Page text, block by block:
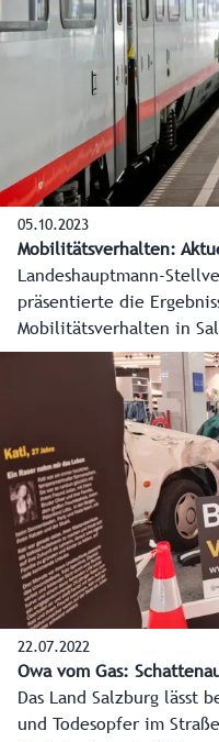
05.10.2023
Mobilitätsverhalten:
Landeshauptmann-
präsentierte die
Mobilitätsverhalten in
interessanten
und 2022 aufzeigt.
22.07.2022
Owa vom Gas:
Das Land Salzburg lässt
und Todesopfer im